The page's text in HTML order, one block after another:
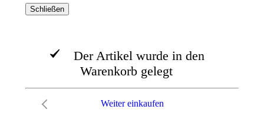
Schließen
Der Artikel wurde in den
Warenkorb gelegt
Weiter einkaufen